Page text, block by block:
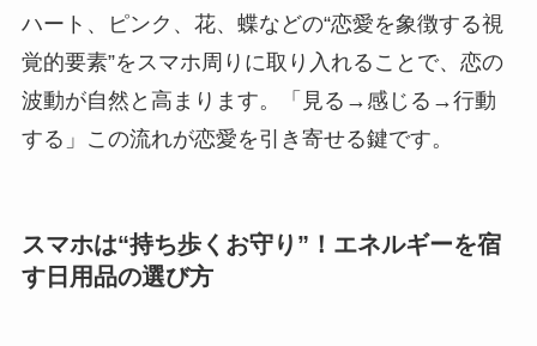
ハート、ピンク、花、蝶などの“恋愛を象徴する視
覚的要素”をスマホ周りに取り入れることで、恋の
波動が自然と高まります。「見る→感じる→行動
する」この流れが恋愛を引き寄せる鍵です。
スマホは“持ち歩くお守り”！エネルギーを宿
す日用品の選び方